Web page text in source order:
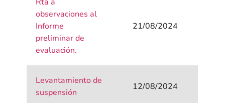
observaciones al
Informe
preliminar de
evaluación.
21/08/2024
Levantamiento de
suspensión
12/08/2024